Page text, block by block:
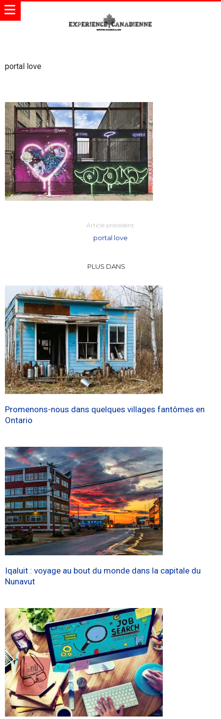
portal love
Article précédent
portal love
PLUS DANS
Promenons-nous dans quelques villages fantômes en
Ontario
Iqaluit : voyage au bout du monde dans la capitale du
Nunavut